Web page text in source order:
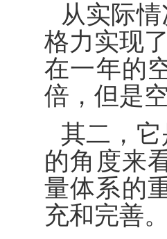
从实际
格力实现
在一年的
倍，但是
其二，
的角度来
量体系的
充和完善。